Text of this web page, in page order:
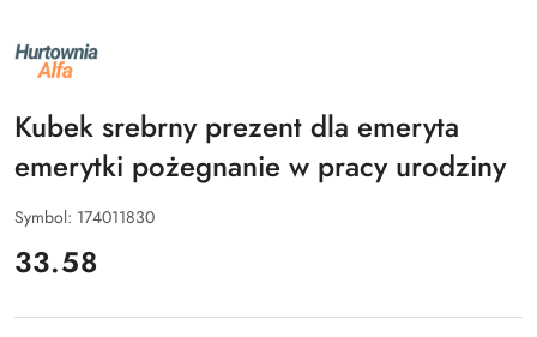
NAZWA
PRODUCENTA:
ALFA
Kubek srebrny prezent dla emeryta
emerytki pożegnanie w pracy urodziny
Symbol: 174011830
cena:
33.58